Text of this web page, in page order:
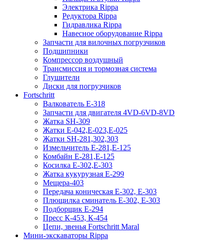
Электрика Rippa
Редуктора Rippa
Гидравлика Rippa
Навесное оборудование Rippa
Запчасти для вилочных погрузчиков
Подшипники
Компрессор воздушный
Трансмиссия и тормозная система
Глушители
Диски для погрузчиков
Fortschritt
Валкователь Е-318
Запчасти для двигателя 4VD-6VD-8VD
Жатка SH-309
Жатки Е-042,Е-023,Е-025
Жатки SH-281,302,303
Измельчитель Е-281,Е-125
Комбайн Е-281,Е-125
Косилка Е-302,Е-303
Жатка кукурузная Е-299
Мещера-403
Передача коническая Е-302, Е-303
Плющилка сминатель Е-302, Е-303
Подборщик Е-294
Пресс К-453, К-454
Цепи, звенья Fortschritt Maral
Мини-экскаваторы Rippa